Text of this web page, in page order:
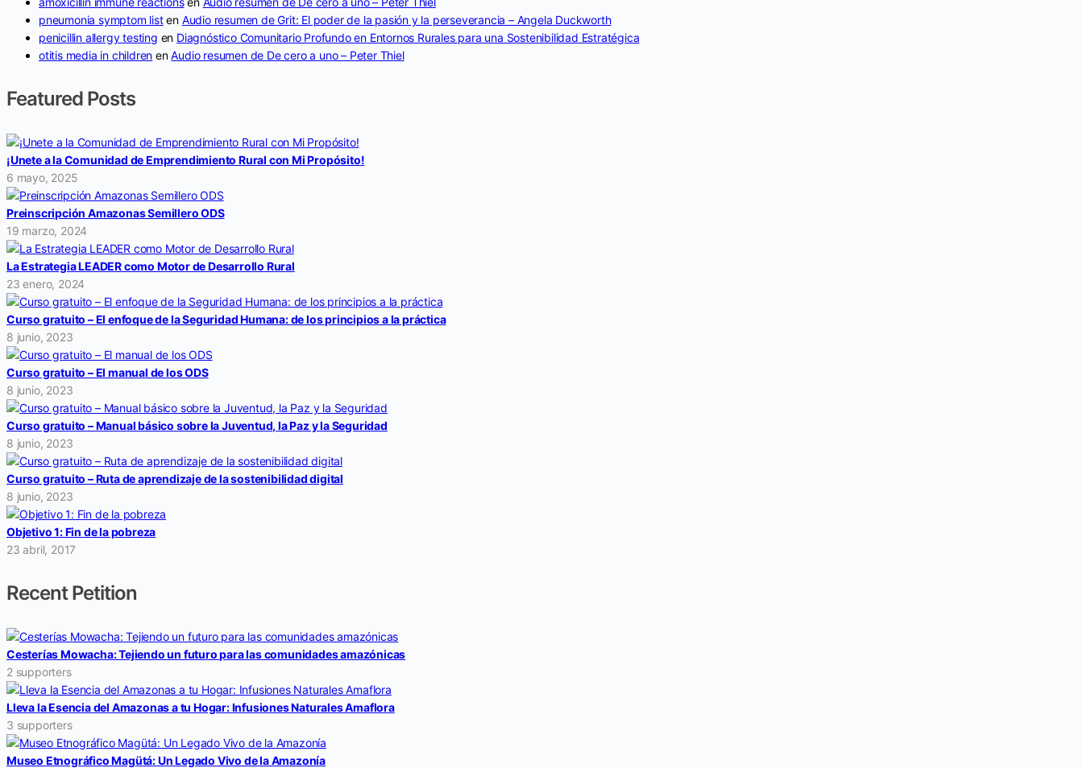
pneumonia symptom listen Audio resumen de Grit: El poder de la pasión y la perseverancia – Angela Duckworth
penicillin allergy testing en Diagnóstico Comunitario Profundo en Entornos Rurales para una Sostenibilidad Estratégica
otitis media in children enAudio resumen de De cero a uno – Peter Thiel
Featured Posts
¡Unete a la Comunidad de Emprendimiento Rural con Mi Propósito!
6 mayo, 2025
Preinscripción Amazonas Semillero ODS
19 marzo, 2024
La Estrategia LEADER como Motor de Desarrollo Rural
23 enero, 2024
Curso gratuito – El enfoque de la Seguridad Humana: de los principios a la práctica
8 junio, 2023
Curso gratuito – El manual de los ODS
8 junio, 2023
Curso gratuito – Manual básico sobre la Juventud, la Paz y la Seguridad
8 junio, 2023
Curso gratuito – Ruta de aprendizaje de la sostenibilidad digital
8 junio, 2023
Objetivo 1: Fin de la pobreza
23 abril, 2017
Recent Petition
Cesterías Mowacha: Tejiendo un futuro para las comunidades amazónicas
2 supporters
Lleva la Esencia del Amazonas a tu Hogar: Infusiones Naturales Amaflora
3 supporters
Museo Etnográfico Magütá: Un Legado Vivo de la Amazonía